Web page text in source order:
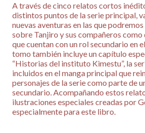
A través de cinco relatos cortos
distintos puntos de la serie principal,
nuevas aventuras en las que
sobre Tanjiro y sus compañeros
que cuentan con un rol secundario en
tomo también incluye un capítulo
“Historias del instituto Kimestu”, la
incluidos en el manga principal que
personajes de la serie como parte de
secundario. Acompañando estos
ilustraciones especiales creadas por
especialmente para este libro.